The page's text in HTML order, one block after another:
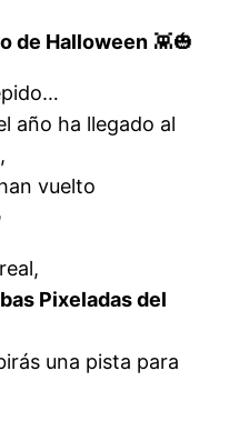
de Halloween 👾🎃
año ha llegado al
,
vuelto
Pixeladas del
una pista para